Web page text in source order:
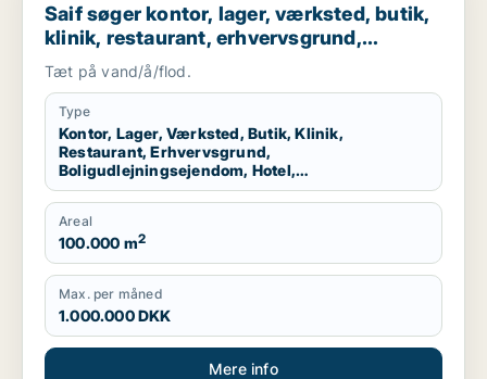
Saif søger kontor, lager, værksted, butik,
klinik, restaurant, erhvervsgrund,
boligudlejningsejendom, hotel,
produktionslokaler eller garage til salg i
Storkøbenhavn
Tæt på vand/å/flod.
Type
Kontor, Lager, Værksted, Butik, Klinik,
Restaurant, Erhvervsgrund,
Boligudlejningsejendom, Hotel,
Produktionslokaler, Garage
Areal
100.000 m2
Max. per måned
1.000.000 DKK
Mere info